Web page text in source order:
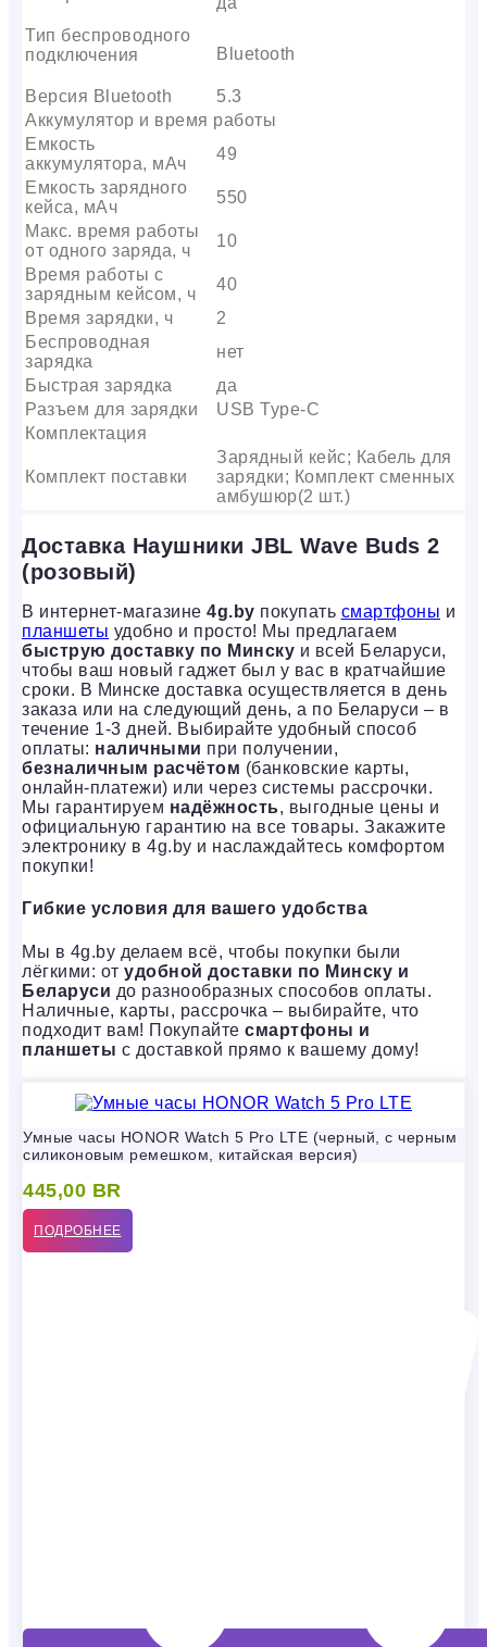
Тип беспроводного
подключения
Bluetooth
Версия Bluetooth
5.3
Аккумулятор и время работы
Емкость
аккумулятора, мАч
49
Емкость зарядного
кейса, мАч
550
Макс. время работы
от одного заряда, ч
10
Время работы с
зарядным кейсом, ч
40
Время зарядки, ч
2
Беспроводная
зарядка
нет
Быстрая зарядка
да
Разъем для зарядки
USB Type-C
Комплектация
Комплект поставки
Зарядный кейс; Кабель для
зарядки; Комплект сменных
амбушюр(2 шт.)
Доставка Наушники JBL Wave Buds 2
(розовый)
В интернет-магазине 4g.by покупать смартфоны и
планшеты удобно и просто! Мы предлагаем
быструю доставку по Минску и всей Беларуси,
чтобы ваш новый гаджет был у вас в кратчайшие
сроки. В Минске доставка осуществляется в день
заказа или на следующий день, а по Беларуси – в
течение 1-3 дней. Выбирайте удобный способ
оплаты: наличными при получении,
безналичным расчётом (банковские карты,
онлайн-платежи) или через системы рассрочки.
Мы гарантируем надёжность, выгодные цены и
официальную гарантию на все товары. Закажите
электронику в 4g.by и наслаждайтесь комфортом
покупки!
Гибкие условия для вашего удобства
Мы в 4g.by делаем всё, чтобы покупки были
лёгкими: от удобной доставки по Минску и
Беларуси до разнообразных способов оплаты.
Наличные, карты, рассрочка – выбирайте, что
подходит вам! Покупайте смартфоны и
планшеты с доставкой прямо к вашему дому!
Умные часы HONOR Watch 5 Pro LTE (черный, с черным
силиконовым ремешком, китайская версия)
445,00 BR
ПОДРОБНЕЕ